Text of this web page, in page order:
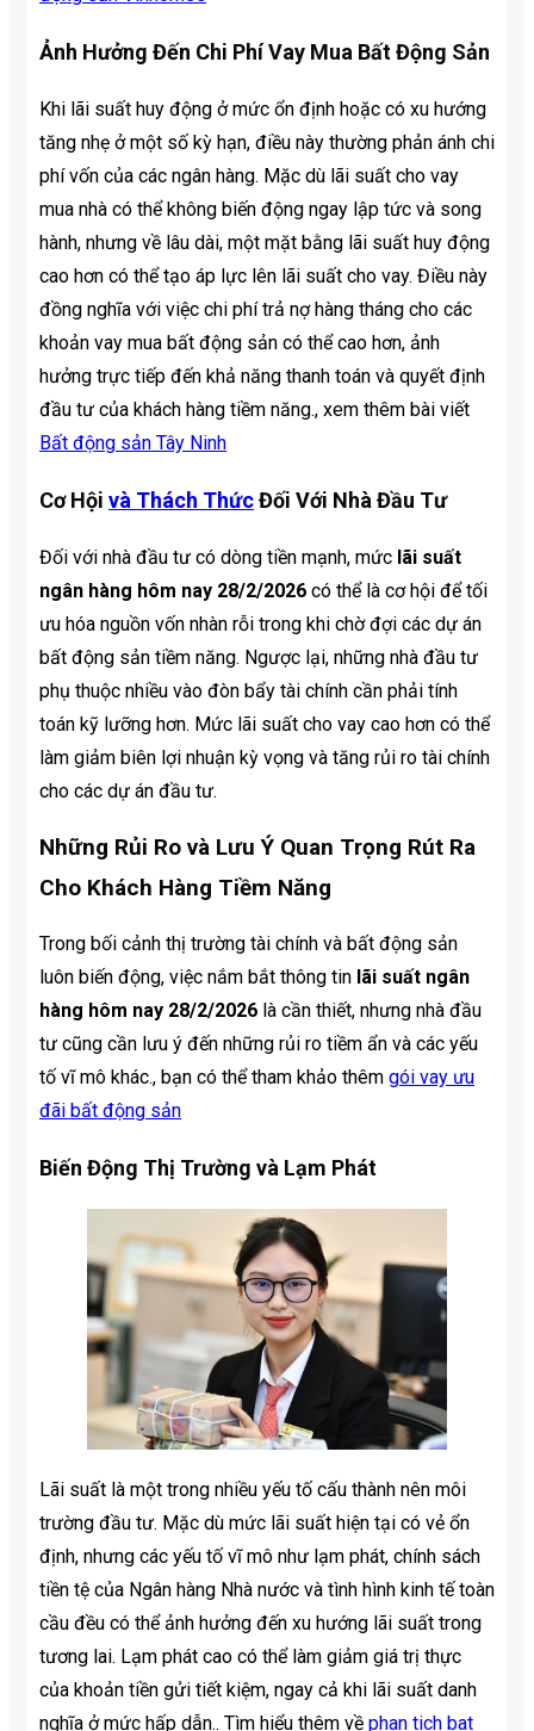
Ảnh Hưởng Đến Chi Phí Vay Mua Bất Động Sản
Khi lãi suất huy động ở mức ổn định hoặc có xu hướng
tăng nhẹ ở một số kỳ hạn, điều này thường phản ánh chi
phí vốn của các ngân hàng. Mặc dù lãi suất cho vay
mua nhà có thể không biến động ngay lập tức và song
hành, nhưng về lâu dài, một mặt bằng lãi suất huy động
cao hơn có thể tạo áp lực lên lãi suất cho vay. Điều này
đồng nghĩa với việc chi phí trả nợ hàng tháng cho các
khoản vay mua bất động sản có thể cao hơn, ảnh
hưởng trực tiếp đến khả năng thanh toán và quyết định
đầu tư của khách hàng tiềm năng., xem thêm bài viết
Bất động sản Tây Ninh
Cơ Hội và Thách ThứcĐối Với Nhà Đầu Tư
Đối với nhà đầu tư có dòng tiền mạnh, mức lãi suất
ngân hàng hôm nay 28/2/2026 có thể là cơ hội để tối
ưu hóa nguồn vốn nhàn rỗi trong khi chờ đợi các dự án
bất động sản tiềm năng. Ngược lại, những nhà đầu tư
phụ thuộc nhiều vào đòn bẩy tài chính cần phải tính
toán kỹ lưỡng hơn. Mức lãi suất cho vay cao hơn có thể
làm giảm biên lợi nhuận kỳ vọng và tăng rủi ro tài chính
cho các dự án đầu tư.
Những Rủi Ro và Lưu Ý Quan Trọng Rút Ra
Cho Khách Hàng Tiềm Năng
Trong bối cảnh thị trường tài chính và bất động sản
luôn biến động, việc nắm bắt thông tin lãi suất ngân
hàng hôm nay 28/2/2026 là cần thiết, nhưng nhà đầu
tư cũng cần lưu ý đến những rủi ro tiềm ẩn và các yếu
tố vĩ mô khác., bạn có thể tham khảo thêm gói vay ưu
đãi bất động sản
Biến Động Thị Trường và Lạm Phát
Lãi suất là một trong nhiều yếu tố cấu thành nên môi
trường đầu tư. Mặc dù mức lãi suất hiện tại có vẻ ổn
định, nhưng các yếu tố vĩ mô như lạm phát, chính sách
tiền tệ của Ngân hàng Nhà nước và tình hình kinh tế toàn
cầu đều có thể ảnh hưởng đến xu hướng lãi suất trong
tương lai. Lạm phát cao có thể làm giảm giá trị thực
của khoản tiền gửi tiết kiệm, ngay cả khi lãi suất danh
nghĩa ở mức hấp dẫn.. Tìm hiểu thêm về phan tich bat